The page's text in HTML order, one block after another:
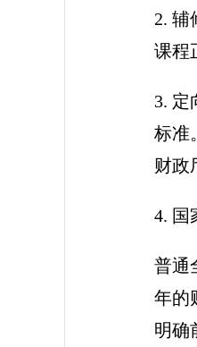
2. 辅
课程
3. 定
标准
财政
4. 国
普通
年的
明确